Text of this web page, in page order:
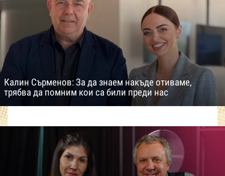
Калин Сърменов: За да знаем накъде отиваме,
трябва да помним кои са били преди нас